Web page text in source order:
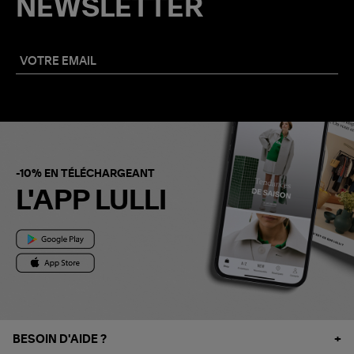
NEWSLETTER
-10% EN TÉLÉCHARGEANT
L'APP LULLI
BESOIN D'AIDE ?